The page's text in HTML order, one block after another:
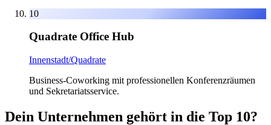
10
Quadrate Office Hub
Innenstadt/Quadrate
Business-Coworking mit professionellen Konferenzräumen
und Sekretariatsservice.
Dein Unternehmen gehört in die Top 10?